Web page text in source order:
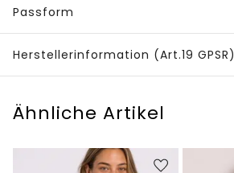
Passform
Herstellerinformation (Art.19 GPSR)
Ähnliche Artikel